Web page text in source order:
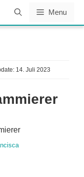
Menu
14. Juli 2023